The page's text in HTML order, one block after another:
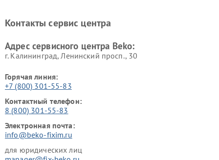
Ремонт холодильников Beko Ремонт морозильных камер
Контакты сервис центра
Адрес сервисного центра Beko:
г. Калининград, Ленинский просп., 30
Горячая линия:
+7 (800) 301-55-83
Контактный телефон:
8 (800) 301-55-83
Электронная почта:
info@beko-fixim.ru
для юридических лиц